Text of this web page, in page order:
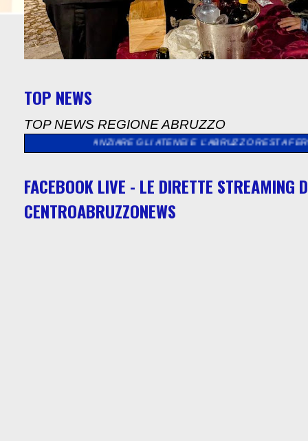
TOP NEWS
TOP NEWS REGIONE ABRUZZO
GLI ATENEI E L’ABRUZZO RESTA FERMO” >>
FACEBOOK LIVE - LE DIRETTE STREAMING
CENTROABRUZZONEWS